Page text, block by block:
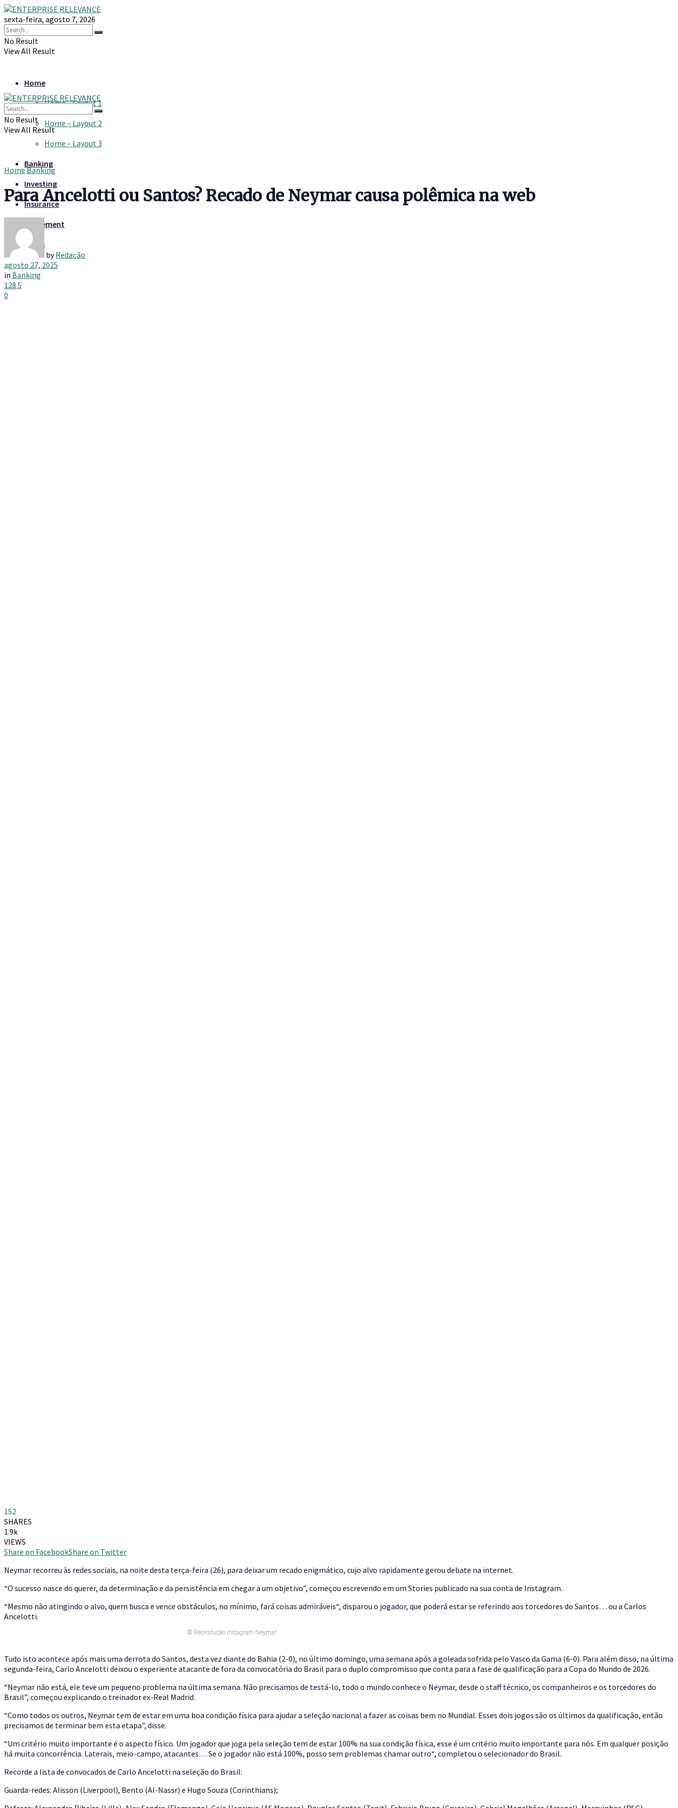
sexta-feira, agosto 7, 2026
No Result
View All Result
Home
Home – Layout 1
Home – Layout 2
Home – Layout 3
Banking
Investing
Insurance
Retirement
Taxes
No Result
View All Result
HomeBanking
Para Ancelotti ou Santos? Recado de Neymar causa polêmica na web
by Redação
agosto 27, 2025
in Banking
128 5
0
152
SHARES
1.9k
VIEWS
Share on FacebookShare on Twitter
Neymar recorreu às redes sociais, na noite desta terça-feira (26), para deixar um recado enigmático, cujo alvo rapidamente gerou debate na internet.
“O sucesso nasce do querer, da determinação e da persistência em chegar a um objetivo”, começou escrevendo em um Stories publicado na sua conta de Instagram.
“Mesmo não atingindo o alvo, quem busca e vence obstáculos, no mínimo, fará coisas admiráveis“, disparou o jogador, que poderá estar se referindo aos torcedores do Santos… ou a Carlos
Ancelotti.
© Reprodução Instagram Neymar
Tudo isto acontece após mais uma derrota do Santos, desta vez diante do Bahia (2-0), no último domingo, uma semana após a goleada sofrida pelo Vasco da Gama (6-0). Para além disso, na última
segunda-feira, Carlo Ancelotti deixou o experiente atacante de fora da convocatória do Brasil para o duplo compromisso que conta para a fase de qualificação para a Copa do Mundo de 2026.
“Neymar não está, ele teve um pequeno problema na última semana. Não precisamos de testá-lo, todo o mundo conhece o Neymar, desde o staff técnico, os companheiros e os torcedores do
Brasil”, começou explicando o treinador ex-Real Madrid.
“Como todos os outros, Neymar tem de estar em uma boa condição física para ajudar a seleção nacional a fazer as coisas bem no Mundial. Esses dois jogos são os últimos da qualificação, então
precisamos de terminar bem esta etapa”, disse.
“Um critério muito importante é o aspecto físico. Um jogador que joga pela seleção tem de estar 100% na sua condição física, esse é um critério muito importante para nós. Em qualquer posição
há muita concorrência. Laterais, meio-campo, atacantes… Se o jogador não está 100%, posso sem problemas chamar outro“, completou o selecionador do Brasil.
Recorde a lista de convocados de Carlo Ancelotti na seleção do Brasil:
Guarda-redes: Alisson (Liverpool), Bento (Al-Nassr) e Hugo Souza (Corinthians);